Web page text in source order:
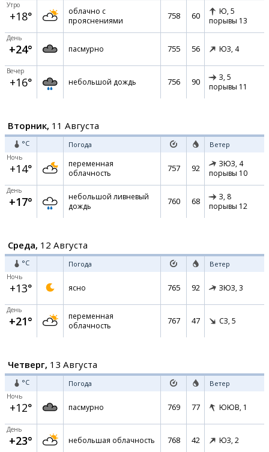
Утро
+18°
облачно с
прояснениями
758 60 Ю, 5
порывы 13
День
+24° пасмурно 755 56 ЮЗ, 4
Вечер
+16° небольшой дождь 756 90 З, 5
порывы 11
Вторник, 11 Августа
°C Погода Ветер
Ночь
+14°
переменная
облачность
757 92 ЗЮЗ, 4
порывы 10
День
+17°
небольшой ливневый
дождь
760 68 З, 8
порывы 12
Среда, 12 Августа
°C Погода Ветер
Ночь
+13° ясно 765 92 ЗЮЗ, 3
День
+21°
переменная
облачность
767 47 СЗ, 5
Четверг, 13 Августа
°C Погода Ветер
Ночь
+12° пасмурно 769 77 ЮЮВ, 1
День
+23° небольшая облачность 768 42 ЮЗ, 2